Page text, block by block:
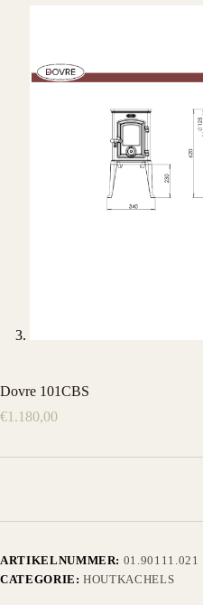
Dovre 101CBS
€1.180,00
ARTIKELNUMMER: 01.90111.021
CATEGORIE:HOUTKACHELS